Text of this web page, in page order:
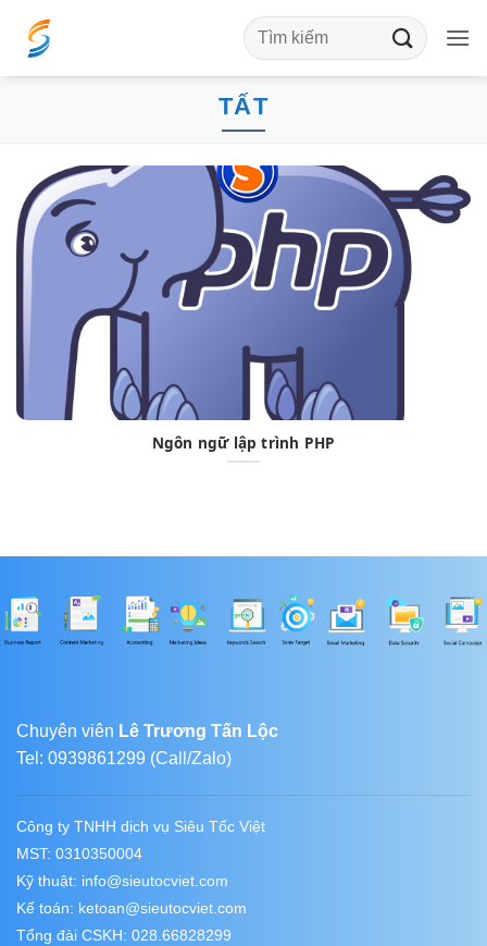
qua
TẤT
Ngôn ngữ lập trình PHP
Chuyên viên Lê Trương Tấn Lộc
Tel: 0939861299 (Call/Zalo)
Công ty TNHH dịch vụ Siêu Tốc Việt
MST: 0310350004
Kỹ thuật: info@sieutocviet.com
Kế toán: ketoan@sieutocviet.com
Tổng đài CSKH: 028.66828299